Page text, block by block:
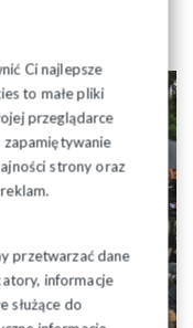
Ci najlepsze
to małe pliki
przeglądarce
zapamiętywanie
strony oraz
przetwarzać dane
informacje
służące do
obowiązku